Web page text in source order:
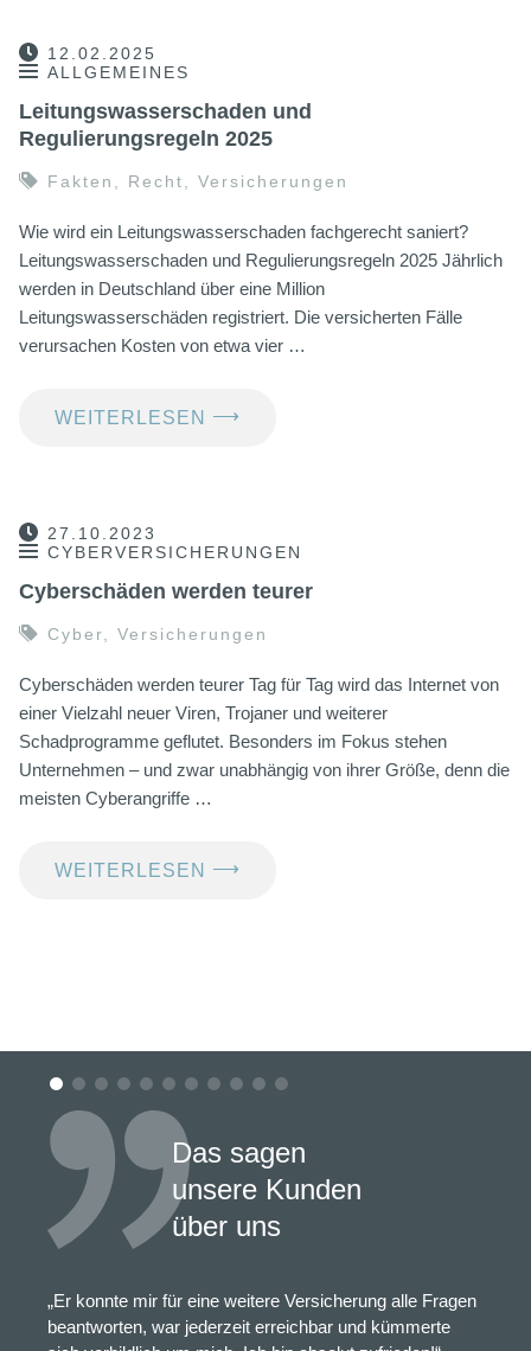
12.02.2025
ALLGEMEINES
Leitungswasserschaden und
Regulierungsregeln 2025
Fakten Recht Versicherungen
Wie wird ein Leitungswasserschaden fachgerecht saniert?
Leitungswasserschaden und Regulierungsregeln 2025 Jährlich
werden in Deutschland über eine Million
Leitungswasserschäden registriert. Die versicherten Fälle
verursachen Kosten von etwa vier …
WEITERLESEN ⟶
27.10.2023
CYBERVERSICHERUNGEN
Cyberschäden werden teurer
Cyber Versicherungen
Cyberschäden werden teurer Tag für Tag wird das Internet von
einer Vielzahl neuer Viren, Trojaner und weiterer
Schadprogramme geflutet. Besonders im Fokus stehen
Unternehmen – und zwar unabhängig von ihrer Größe, denn die
meisten Cyberangriffe …
WEITERLESEN ⟶
Das sagen
unsere Kunden
über uns
„Er konnte mir für eine weitere Versicherung alle Fragen
beantworten, war jederzeit erreichbar und kümmerte